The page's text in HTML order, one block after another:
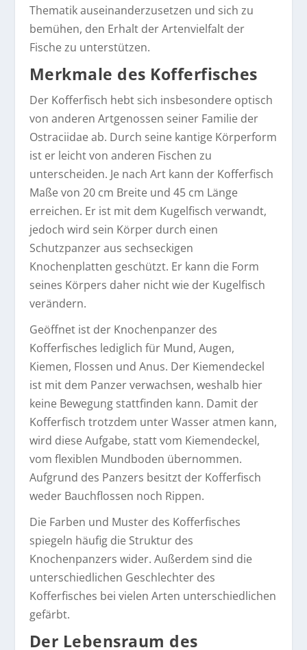
Thematik auseinanderzusetzen und sich zu
bemühen, den Erhalt der Artenvielfalt der
Fische zu unterstützen.
Merkmale des Kofferfisches
Der Kofferfisch hebt sich insbesondere optisch
von anderen Artgenossen seiner Familie der
Ostraciidae ab. Durch seine kantige Körperform
ist er leicht von anderen Fischen zu
unterscheiden. Je nach Art kann der Kofferfisch
Maße von 20 cm Breite und 45 cm Länge
erreichen. Er ist mit dem Kugelfisch verwandt,
jedoch wird sein Körper durch einen
Schutzpanzer aus sechseckigen
Knochenplatten geschützt. Er kann die Form
seines Körpers daher nicht wie der Kugelfisch
verändern.
Geöffnet ist der Knochenpanzer des
Kofferfisches lediglich für Mund, Augen,
Kiemen, Flossen und Anus. Der Kiemendeckel
ist mit dem Panzer verwachsen, weshalb hier
keine Bewegung stattfinden kann. Damit der
Kofferfisch trotzdem unter Wasser atmen kann,
wird diese Aufgabe, statt vom Kiemendeckel,
vom flexiblen Mundboden übernommen.
Aufgrund des Panzers besitzt der Kofferfisch
weder Bauchflossen noch Rippen.
Die Farben und Muster des Kofferfisches
spiegeln häufig die Struktur des
Knochenpanzers wider. Außerdem sind die
unterschiedlichen Geschlechter des
Kofferfisches bei vielen Arten unterschiedlichen
gefärbt.
Der Lebensraum des